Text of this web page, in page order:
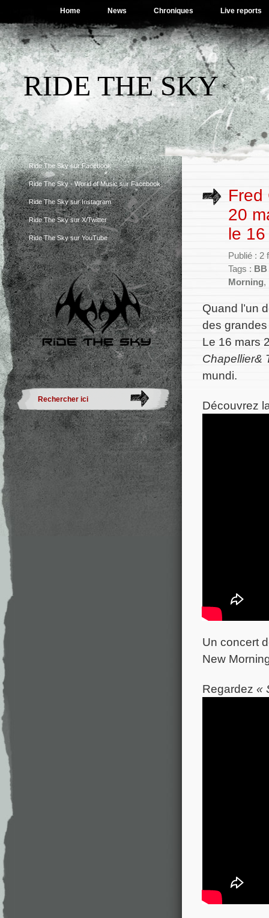
Home News Chroniques Live reports
RIDE THE SKY
Ride The Sky sur Facebook
Ride The Sky - World of Music sur Facebook
Ride The Sky sur Instagram
Ride The Sky sur X/Twitter
Ride The Sky sur YouTube
Fred
20
le 16
Publié : 2
Tags :
Morning,
Quand l’un
des
Le 16 mars
Chapellier&
mundi.
Découvrez
Un concert
New
Regardez «